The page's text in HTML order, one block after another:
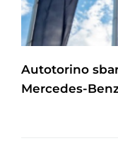
Autotorino
Mercedes-